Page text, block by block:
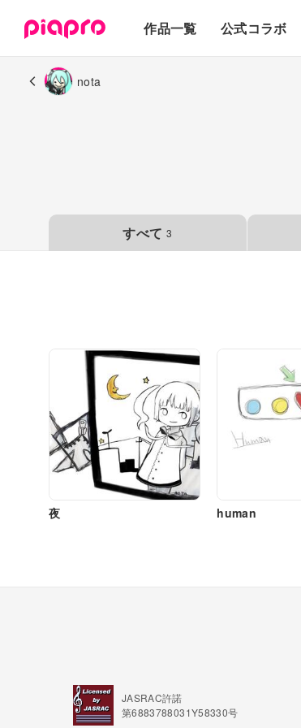
作品一覧
3Dモデル
公式コラボ
nota
すべて 3
夜 human
JASRAC許諾
第6883788031Y58330号